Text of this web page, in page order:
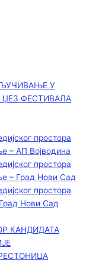
У
ФЕСТИВАЛА
простора
– АП Војводинa
простора
– Град Нови Сад
простора
Нови Сад
КАНДИДАТА